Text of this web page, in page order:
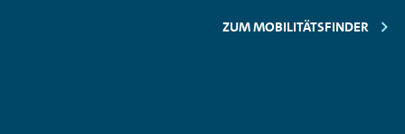
ZUM MOBILITÄTSFINDER